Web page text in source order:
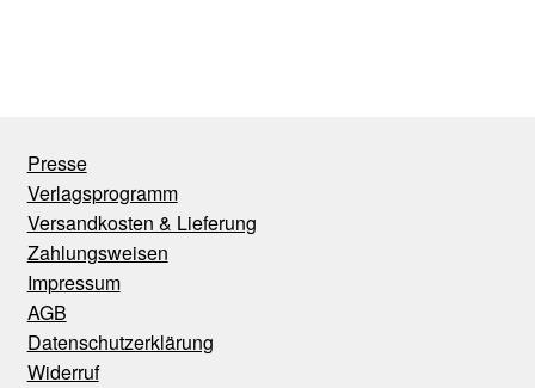
Presse
Verlagsprogramm
Versandkosten & Lieferung
Zahlungsweisen
Impressum
AGB
Datenschutzerklärung
Widerruf